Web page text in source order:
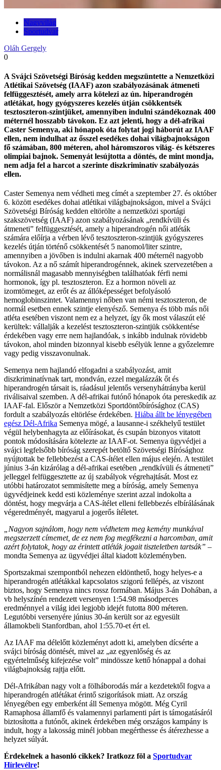
Nagyvilág
Sportudvar
Oláh Gergely
0
A Svájci Szövetségi Bíróság kedden megszüntette a Nemzetközi
Atlétikai Szövetség (IAAF) azon szabályozásának átmeneti
felfüggesztését, amely arra kötelezi az ún. hiperandrogén
atlétákat, hogy gyógyszeres kezelés útján csökkentsék
tesztoszteron-szintjüket, amennyiben indulni szándékoznak 400
méternél hosszabb távokon. Ez azt jelenti, hogy a dél-afrikai
Caster Semenya, aki hónapok óta folytat jogi háborút az IAAF
ellen, nem indulhat az ősszel esedékes dohai világbajnokságon
fő számában, 800 méteren, ahol háromszoros világ- és kétszeres
olimpiai bajnok. Semenyát lesújtotta a döntés, de mint mondja,
nem adja fel a harcot a szerinte diszkriminatív szabályozás
ellen.
Caster Semenya nem védheti meg címét a szeptember 27. és október
6. között esedékes dohai atlétikai világbajnokságon, mivel a Svájci
Szövetségi Bíróság kedden eltörölte a nemzetközi sportági
szakszövetség (IAAF) azon szabályozásának „rendkívüli és
átmeneti” felfüggesztését, amely a hiperandrogén női atléták
számára előírja a vérben lévő tesztoszteron-szintjük gyógyszeres
kezelés útján történő csökkentését 5 nanomol/liter szintre,
amennyiben a jövőben is indulni akarnak 400 méternél nagyobb
távokon. Az a nő számít hiperandrogénnek, akinek szervezetében a
normálisnál magasabb mennyiségben találhatóak férfi nemi
hormonok, így pl. tesztoszteron. Ez a hormon növeli az
izomtömeget, az erőt és az állóképességet befolyásoló
hemoglobinszintet. Valamennyi nőben van némi tesztoszteron, de
normál esetben ennek szintje elenyésző. Semenya és több más női
atléta esetében viszont nem ez a helyzet, így ők most válaszút elé
kerültek: vállalják a kezelést tesztoszteron-szintjük csökkentése
érdekében vagy erre nem hajlandóak, s inkább indulnak rövidebb
távokon, ahol minden bizonnyal kisebb esélyük lenne a győzelemre
vagy pedig visszavonulnak.
Semenya nem hajlandó elfogadni a szabályozást, amit
diszkriminatívnak tart, mondván, ezzel megalázzák őt és
hiperandrogén társait is, ráadásul jelentős versenyhátrányba kerül
riválisaival szemben. A dél-afrikai futónő hónapok óta pereskedik az
IAAF-fal. Először a Nemzetközi Sportdöntőbírósághoz (CAS)
fordult a szabályozás eltörlése érdekében. Hiába állt be lényegében
egész Dél-Afrika Semenya mögé, a lausanne-i székhelyű testület
végül helybenhagyta az előírásokat, és csupán bizonyos vitatott
pontok módosítására kötelezte az IAAF-ot. Semenya ügyvédjei a
svájci legfelsőbb bíróság szerepét betöltő Szövetségi Bírósághoz
nyújtottak be fellebbezést a CAS-ítélet ellen május elején. A testület
június 3-án kizárólag a dél-afrikai esetében „rendkívüli és átmeneti”
jelleggel felfüggesztette az új szabályok végrehajtását. Most ez
utóbbi határozatot semmisítette meg a bíróság, amely Semenya
ügyvédjeinek kedd esti közleménye szerint azzal indokolta a
döntést, hogy megvárja a CAS-ítélet elleni fellebbezés elbírálásának
végeredményét, magyarul a jogerős ítéletet.
„Nagyon sajnálom, hogy nem védhetem meg kemény munkával
megszerzett címemet, de ez nem fog megfékezni a harcomban, amit
azért folytatok, hogy az érintett atléták jogait tiszteletben tartsák” –
mondta Semenya az ügyvédjei által kiadott közleményben.
Sportszakmai szempontból nehezen eldönthető, hogy helyes-e a
hiperandrogén atlétákkal kapcsolatos szigorú fellépés, az viszont
biztos, hogy Semenya nincs rossz formában. Május 3-án Dohában, a
vb helyszínén rendezett versenyen 1:54.98 másodperces
eredménnyel a világ idei legjobb idejét futotta 800 méteren.
Legutóbbi versenyére június 30-án került sor az egyesült
államokbeli Stanfordban, ahol 1:55.70-et ért el.
Az IAAF ma délelőtt közleményt adott ki, amelyben dícsérte a
svájci bíróság döntését, mivel az „az egyenlőség és az
egyértelműség kifejezése volt” mindössze kettő hónappal a dohai
világbajnokság rajtja előtt.
Dél-Afrikában nagy volt a fölháborodás már a kezdetektől fogva a
hiperandrogén atlétákat érintő szigorítások miatt. Az ország
lényegében egy emberként áll Semenya mögött. Még Cyril
Ramaphosa államfő és valamennyi parlamenti párt is támogatásáról
biztosította a futónőt, akinek érdekében még országos kampány is
indult, hogy a lakosság minél jobban megérthesse és átérezhesse a
helyzet súlyát.
Érdekelnek a hasonló cikkek? Iratkozz föl a Sportudvar
Hírlevélre!